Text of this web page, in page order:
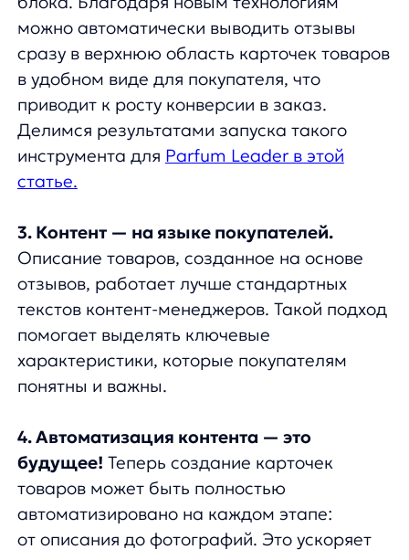
3. Контент — на языке покупателей.
Описание товаров, созданное на основе
отзывов, работает лучше стандартных
текстов контент-менеджеров. Такой подход
помогает выделять ключевые
характеристики, которые покупателям
понятны и важны.
будущее!
автоматизировано на каждом этапе:
от описания до фотографий. Это ускоряет
процесс размещения товаров и помогает
одним брендам успешнее конкурировать
с другими.
Какие инструменты из списка вы уже
КакоеИИ-решение поможет повысить
ключевые бизнес-показателивашего
интернет-магазина? Оставьте заявку
и мы подберем сервис под ваши задачи.